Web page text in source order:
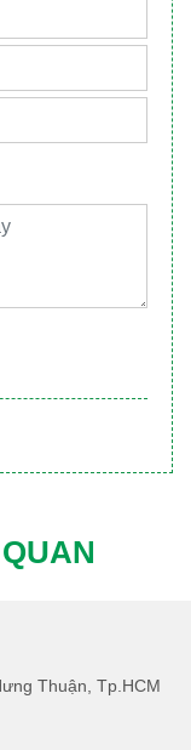
Thuận, Tp.HCM